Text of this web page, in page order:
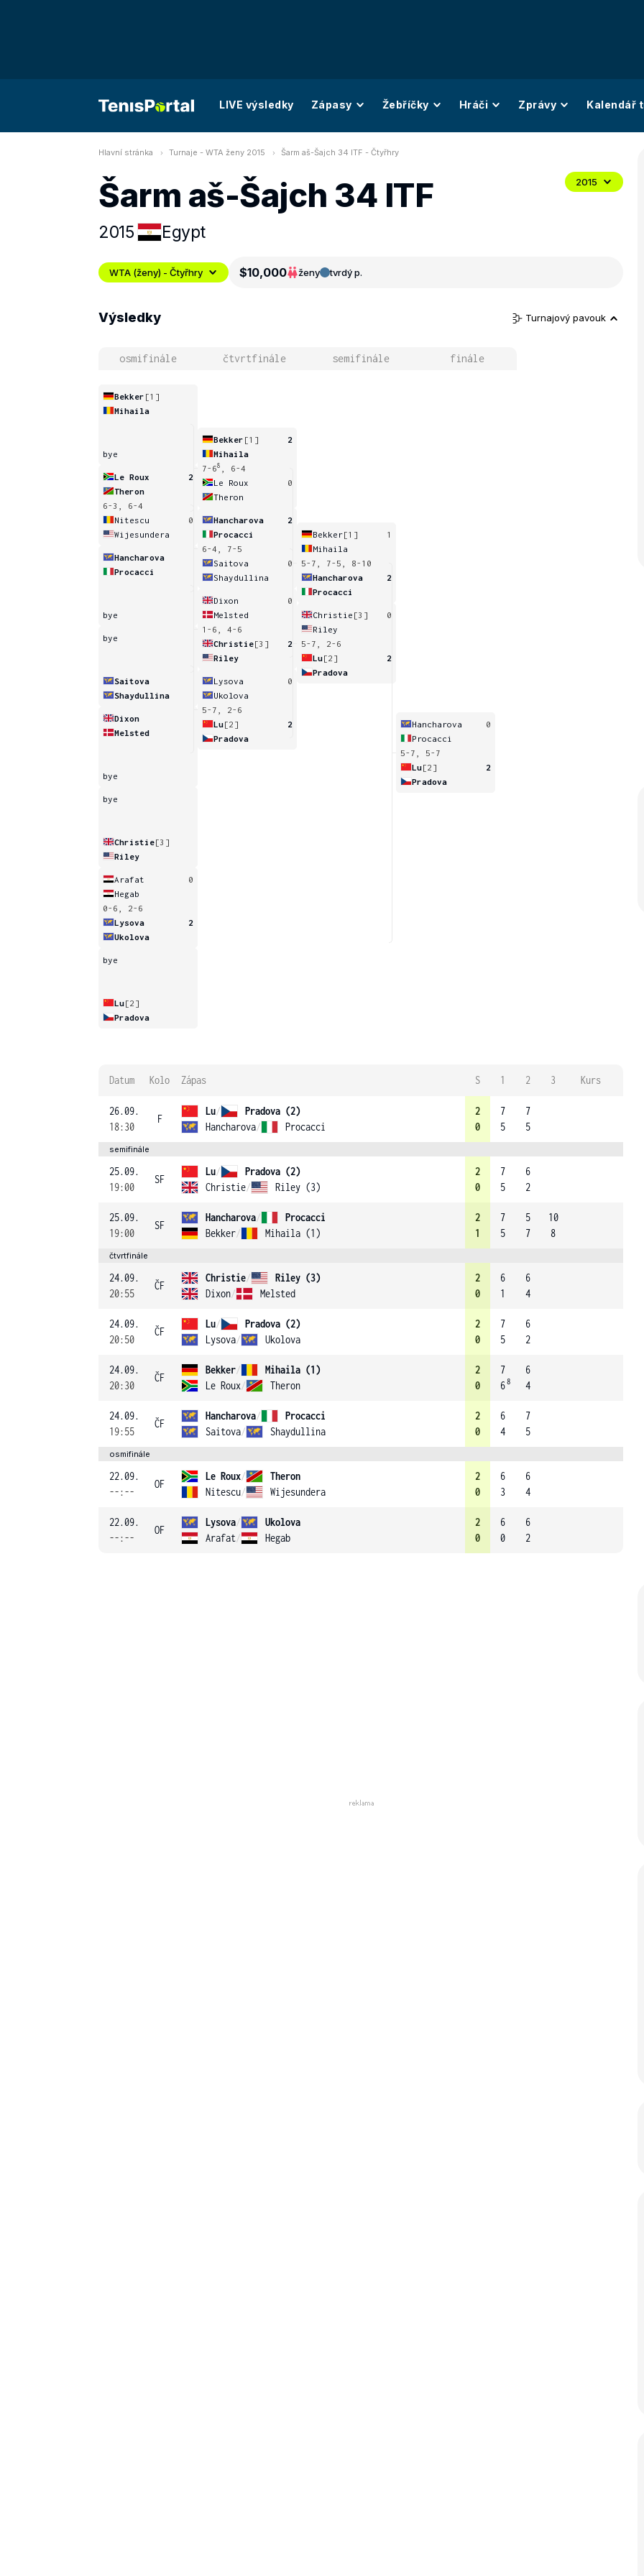
LIVE výsledky Zápasy Žebříčky Hráči Zprávy Kalendář
Hlavní stránka Turnaje - WTA ženy 2015 Šarm aš-Šajch 34 ITF - Čtyřhry
Šarm aš-Šajch 34 ITF
2015 Egypt
2015
WTA (ženy) - Čtyřhry $10,000 ženy tvrdý p.
Výsledky Turnajový pavouk
osmifinále čtvrtfinále semifinále finále
Bekker [1]
Mihaila
bye
Le Roux
2
Theron
6-3, 6-4
Nitescu
0
Wijesundera
Hancharova
Procacci
bye
bye
Saitova
Shaydullina
Dixon
Melsted
bye
bye
Christie[3]
Riley
Arafat
0
Hegab
0-6, 2-6
Lysova
2
Ukolova
bye
Lu[2]
Pradova
Bekker [1]
2
Mihaila
7-68
, 6-4
Le Roux
0
Theron
Hancharova
2
Procacci
6-4, 7-5
Saitova
0
Shaydullina
Dixon
0
Melsted
1-6, 4-6
Christie[3]
2
Riley
Lysova
0
Ukolova
5-7, 2-6
Lu[2]
2
Pradova
Bekker[1]
1
Mihaila
5-7, 7-5, 8-10
Hancharova
2
Procacci
Christie [3]
0
Riley
5-7, 2-6
Lu[2]
2
Pradova
Hancharova
0
Procacci
5-7, 5-7
Lu[2]
2
Pradova
Datum Kolo Zápas S 1 2 3 Kurs
26.09.
18:30
F
Lu/
Pradova (2)
Hancharova/ Procacci
2
0
7
5
7
5
semifinále
25.09.
19:00
SF
Lu/
Pradova (2)
Christie/ Riley (3)
2
0
7
5
6
2
25.09.
19:00
SF
Hancharova/
Procacci
Bekker/ Mihaila (1)
2
1
7
5
5
7
10
8
čtvrtfinále
24.09.
20:55
ČF
Christie/
Riley (3)
Dixon/ Melsted
2
0
6
1
6
4
24.09.
20:50
ČF
Lu/
Pradova (2)
Lysova/ Ukolova
2
0
7
5
6
2
24.09.
20:30
ČF
Bekker/
Mihaila (1)
Le Roux/ Theron
2
0
7
68
6
4
24.09.
19:55
ČF
Hancharova/
Procacci
Saitova/ Shaydullina
2
0
6
4
7
5
osmifinále
22.09.
--:--
OF
Le Roux/
Theron
Nitescu/ Wijesundera
2
0
6
3
6
4
22.09.
--:--
OF
Lysova/
Ukolova
Arafat/ Hegab
2
0
6
0
6
2